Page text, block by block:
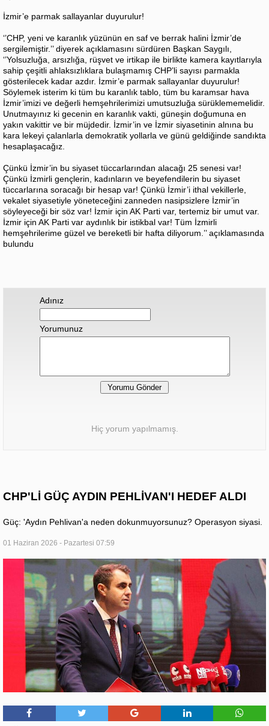
İzmir’e parmak sallayanlar duyurulur!
‘’CHP, yeni ve karanlık yüzünün en saf ve berrak halini İzmir’de
sergilemiştir.’’ diyerek açıklamasını sürdüren Başkan Saygılı,
‘’Yolsuzluğa, arsızlığa, rüşvet ve irtikap ile birlikte kamera kayıtlarıyla
sahip çeşitli ahlaksızlıklara bulaşmamış CHP’li sayısı parmakla
gösterilecek kadar azdır. İzmir’e parmak sallayanlar duyurulur!
Söylemek isterim ki tüm bu karanlık tablo, tüm bu karamsar hava
İzmir’imizi ve değerli hemşehrilerimizi umutsuzluğa sürüklememelidir.
Unutmayınız ki gecenin en karanlık vakti, güneşin doğumuna en
yakın vakittir ve bir müjdedir. İzmir’in ve İzmir siyasetinin alnına bu
kara lekeyi çalanlarla demokratik yollarla ve günü geldiğinde sandıkta
hesaplaşacağız.
Çünkü İzmir’in bu siyaset tüccarlarından alacağı 25 senesi var!
Çünkü İzmirli gençlerin, kadınların ve beyefendilerin bu siyaset
tüccarlarına soracağı bir hesap var! Çünkü İzmir’i ithal vekillerle,
vekalet siyasetiyle yöneteceğini zanneden nasipsizlere İzmir’in
söyleyeceği bir söz var! İzmir için AK Parti var, tertemiz bir umut var.
İzmir için AK Parti var aydınlık bir istikbal var! Tüm İzmirli
hemşehrilerime güzel ve bereketli bir hafta diliyorum.’’ açıklamasında
bulundu
Adınız
Yorumunuz
Hiç yorum yapılmamış.
CHP'Lİ GÜÇ AYDIN PEHLİVAN'I HEDEF ALDI
Güç: 'Aydın Pehlivan'a neden dokunmuyorsunuz? Operasyon siyasi.
01 Haziran 2026 - Pazartesi 07:59